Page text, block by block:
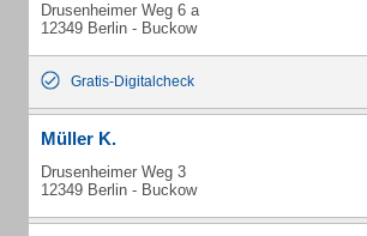
Drusenheimer Weg 6 a
12349 Berlin - Buckow
Gratis-Digitalcheck
Müller K.
Drusenheimer Weg 3
12349 Berlin - Buckow